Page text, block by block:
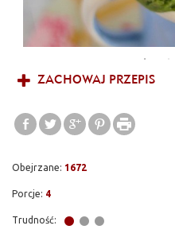
że użyto to ich zrobienia
się nimi zajadać beż wyrzutów
ZACHOWAJ PRZEPIS
Obejrzane: 1672
Porcje: 4
Trudność: